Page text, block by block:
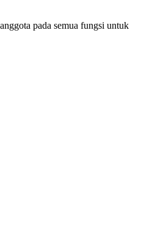
pada semua fungsi untuk